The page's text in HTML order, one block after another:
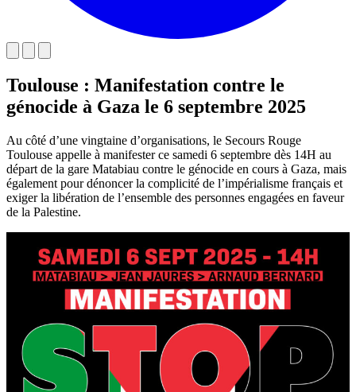
Toulouse : Manifestation contre le
génocide à Gaza le 6 septembre 2025
Au côté d’une vingtaine d’organisations, le Secours Rouge
Toulouse appelle à manifester ce samedi 6 septembre dès 14H au
départ de la gare Matabiau contre le génocide en cours à Gaza, mais
également pour dénoncer la complicité de l’impérialisme français et
exiger la libération de l’ensemble des personnes engagées en faveur
de la Palestine.